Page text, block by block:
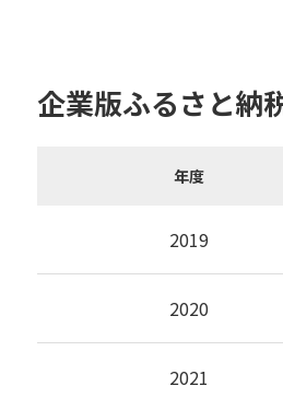
企業版ふるさと納
年度
2019
2020
2021